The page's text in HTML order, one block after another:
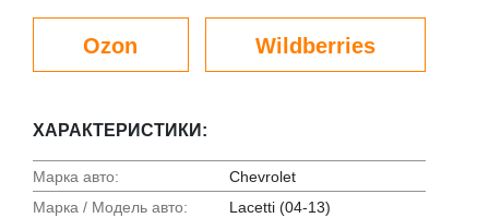
Ozon Wildberries
ХАРАКТЕРИСТИКИ:
Марка авто:
Chevrolet
Марка / Модель авто:
Lacetti (04-13)